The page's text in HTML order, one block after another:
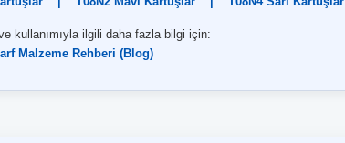
kullanımıyla ilgili daha fazla bilgi için:
Malzeme Rehberi (Blog)